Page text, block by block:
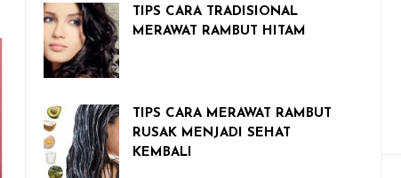
TIPS CARA TRADISIONAL
MERAWAT RAMBUT HITAM
TIPS CARA MERAWAT RAMBUT
RUSAK MENJADI SEHAT
KEMBALI